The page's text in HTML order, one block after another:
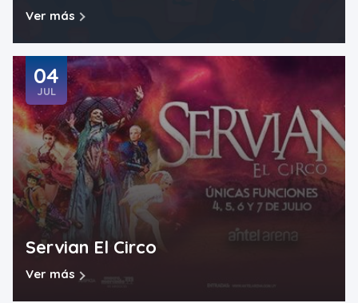
Ver más
Servian El Circo
Ver más
04
JUL